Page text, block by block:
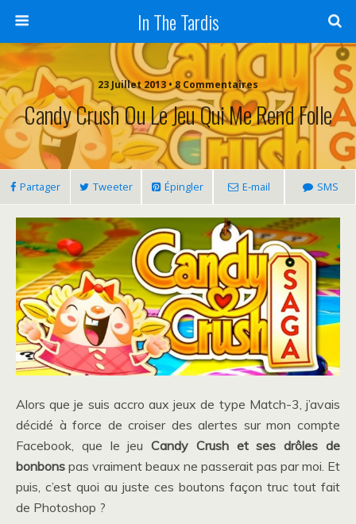
In The Tardis
23 Juillet 2013 • 8 Commentaires
Candy Crush Ou Le Jeu Qui Me Rend Folle
Partager Tweeter Épingler E-mail SMS
Alors que je suis accro aux jeux de type Match-3, j’avais
décidé à force de croiser des alertes sur mon compte
Facebook, que le jeuCandy Crush et ses drôles de
bonbons pas vraiment beaux ne passerait pas par moi. Et
puis, c’est quoi au juste ces boutons façon truc tout fait
de Photoshop ?